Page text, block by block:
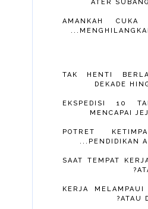
ATER
AMANKAH
TAK HENTI
DEKADE
EKSPEDISI 10
MENCAPAI
POTRET
PENDIDIKAN
SAAT TEMPAT
KERJA
ATAU